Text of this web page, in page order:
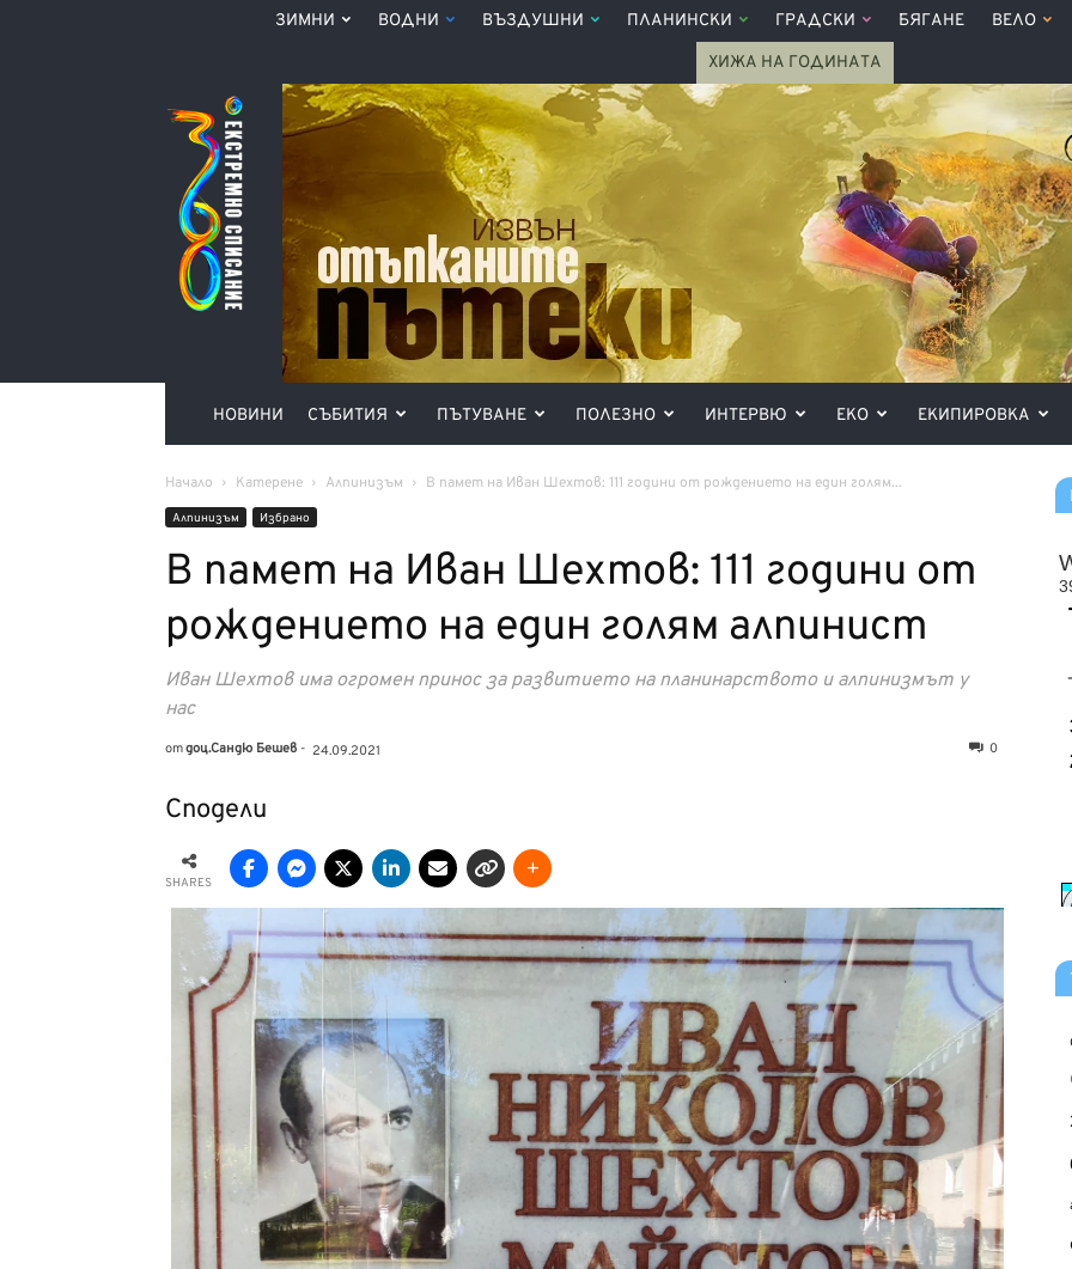
ЗИМНИ ВОДНИ ВЪЗДУШНИ ПЛАНИНСКИ ГРАДСКИ БЯГАНЕ ВЕЛО
ХИЖА НА ГОДИНАТА
Списание
360°
НОВИНИ СЪБИТИЯ ПЪТУВАНЕ ПОЛЕЗНО ИНТЕРВЮ ЕКО ЕКИПИРОВКА
Начало Катерене Алпинизъм В памет на Иван Шехтов: 111 години от рождението на един голям...
Алпинизъм Избрано
В памет на Иван Шехтов: 111 години от
рождението на един голям алпинист
Иван Шехтов има огромен принос за развитието на планинарството и алпинизмът у
нас
отдоц.Сандю Бешев - 24.09.2021 0
Сподели
SHARES